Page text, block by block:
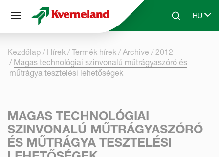
Skip to main contentSearchHU
Select
Kezdőlap Hírek Termék hírek Archive
2012
Magas technológiai szinvonalú műtrágyaszóró és
műtrágya tesztelési lehetőségek
MAGAS TECHNOLÓGIAI
SZINVONALÚ MŰTRÁGYASZÓRÓ
ÉS MŰTRÁGYA TESZTELÉSI
Süti preferenciák